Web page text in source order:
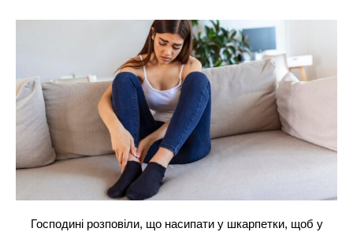
Господині розповіли, що насипати у шкарпетки, щоб у